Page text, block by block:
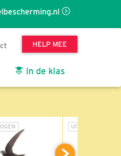
HELP MEE
In de klas
UITGEVLOGEN